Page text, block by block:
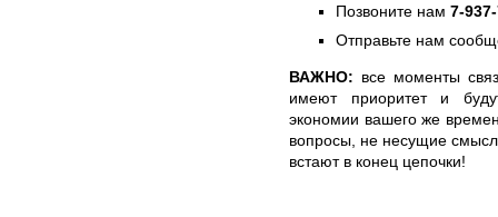
Позвоните нам 7-
Отправьте нам
ВАЖНО: все моменты
имеют приоритет и
экономии вашего же
вопросы, не несущие
встают в конец цепочки!